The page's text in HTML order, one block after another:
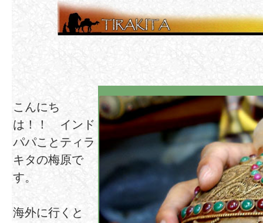
こんにち
は！！ インド
パパことティラ
キタの梅原で
す。
海外に行くと